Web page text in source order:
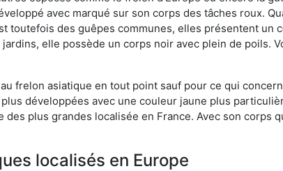
avec marqué sur son corps des tâches roux.
toutefois des guêpes communes, elles présentent un
elle possède un corps noir avec plein de poils.
frelon asiatique en tout point sauf pour ce qui
développées avec une couleur jaune plus
des plus grandes localisée en France. Avec son corps
localisés en Europe